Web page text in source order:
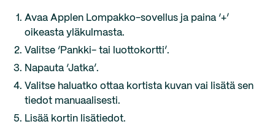
Avaa Applen Lompakko-sovellus ja paina ‘+’
oikeasta yläkulmasta.
Valitse ‘Pankki- tai luottokortti’.
Napauta ‘Jatka’.
Valitse haluatko ottaa kortista kuvan vai lisätä sen
tiedot manuaalisesti.
Lisää kortin lisätiedot.